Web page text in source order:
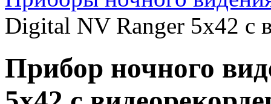
Digital NV Ranger 5x42 с
Прибор ночного